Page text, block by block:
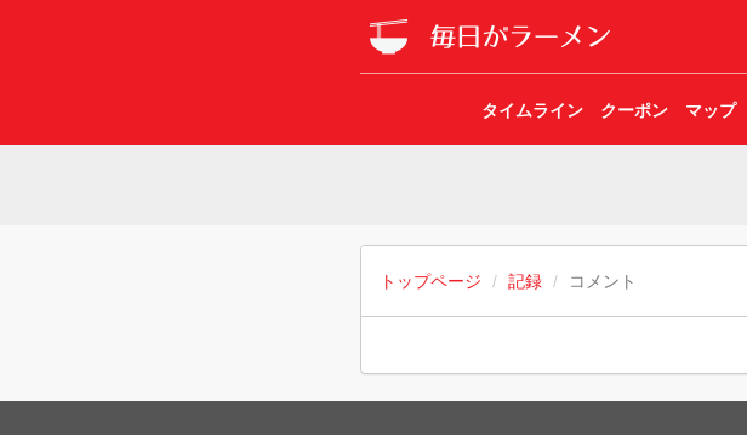
タイムライン クーポン マップ
トップページ 記録 コメント